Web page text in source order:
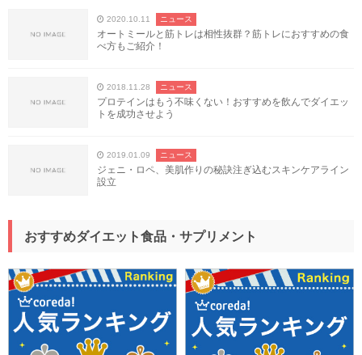
2020.10.11 ニュース
オートミールと筋トレは相性抜群？筋トレにおすすめの食
べ方もご紹介！
2018.11.28 ニュース
プロテインはもう不味くない！おすすめを飲んでダイエッ
トを成功させよう
2019.01.09 ニュース
ジェニ・ロペ、美肌作りの秘訣注ぎ込むスキンケアライン
設立
おすすめダイエット食品・サプリメント